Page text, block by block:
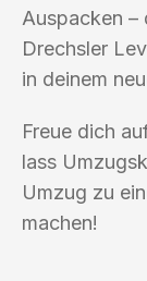
Auspacken –
Drechsler
in deinem
Freue dich
lass
Umzug zu
machen!